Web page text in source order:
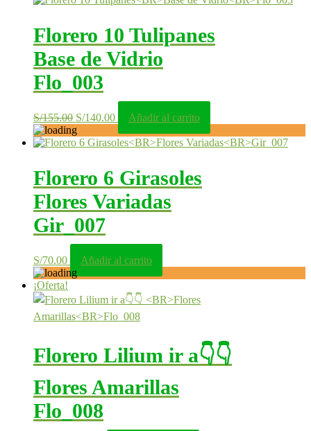
Florero 10 Tulipanes
Base de Vidrio
Flo_003
S/155.00 El
precio
original
S/140.00El
actual
Añadir al carrito
Florero 6 Girasoles
Flores Variadas
Gir_007
S/70.00 Añadir al carrito
¡Oferta!
Florero Lilium ir a👇👇
Flores Amarillas
Flo_008